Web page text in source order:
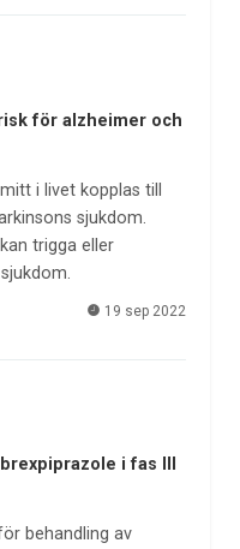
för alzheimer och
i livet kopplas till
sjukdom.
trigga eller
19 sep 2022
i fas III
behandling av